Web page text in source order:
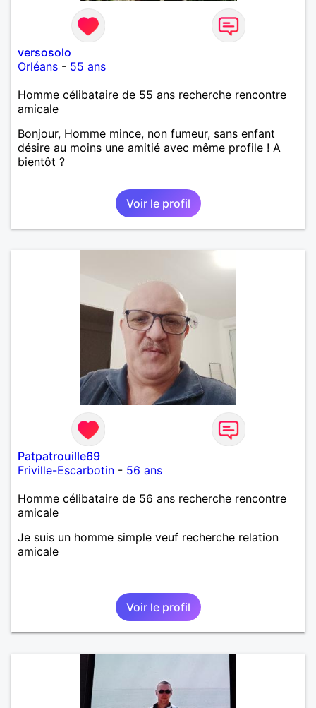
versosolo
Orléans - 55 ans
Homme célibataire de 55 ans recherche rencontre
amicale
Bonjour, Homme mince, non fumeur, sans enfant
désire au moins une amitié avec même profile ! A
bientôt ?
Voir le profil
Patpatrouille69
Friville-Escarbotin - 56 ans
Homme célibataire de 56 ans recherche rencontre
amicale
Je suis un homme simple veuf recherche relation
amicale
Voir le profil